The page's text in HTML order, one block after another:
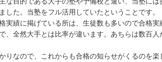
した。当塾をフル活用していたということです。
実績に掲げている所は、生徒数も多いので合格
、全然大手とは比率が違います。あちらは数百
なので、これからも合格の知らせがくるのを楽